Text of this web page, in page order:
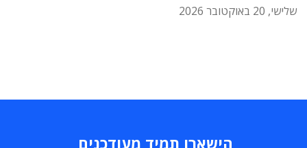
שלישי, 20 באוקטובר 2026
הישארו תמיד מעודכנים